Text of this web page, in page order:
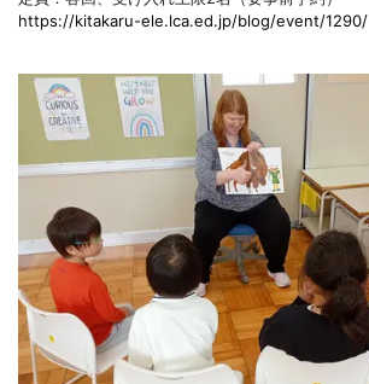
https://kitakaru-ele.lca.ed.jp/blog/event/1290/